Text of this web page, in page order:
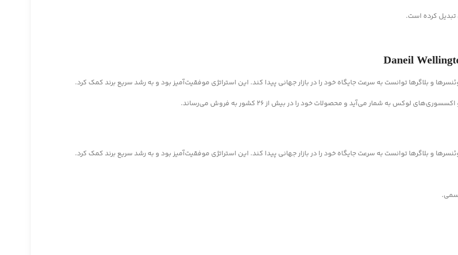
کرده است.
و بلاگرها توانست به سرعت جایگاه خود را در بازار جهانی پیدا کند. این استراتژی موفقیت‌آمیز بود و به رشد سریع برند کمک کرد.
لوکس به شمار می‌آید و محصولات خود را در بیش از 26 کشور به فروش می‌رساند.
و بلاگرها توانست به سرعت جایگاه خود را در بازار جهانی پیدا کند. این استراتژی موفقیت‌آمیز بود و به رشد سریع برند کمک کرد.